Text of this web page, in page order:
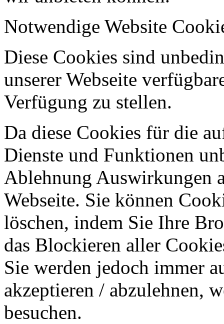
Notwendige Website
Diese Cookies sind
unserer Webseite
Verfügung zu stellen.
Da diese Cookies für die
Dienste und Funktionen
Ablehnung Auswirkungen
Webseite. Sie können
löschen, indem Sie Ihre
das Blockieren aller
Sie werden jedoch immer
akzeptieren / abzulehnen,
besuchen.